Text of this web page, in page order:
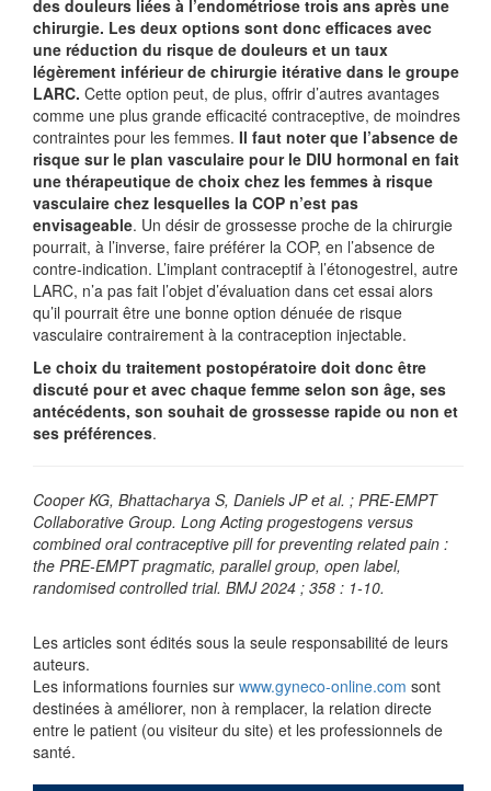
des douleurs liées à l’endométriose trois ans après une
chirurgie. Les deux options sont donc efficaces avec
une réduction du risque de douleurs et un taux
légèrement inférieur de chirurgie itérative dans le groupe
LARC. Cette option peut, de plus, offrir d’autres avantages
comme une plus grande efficacité contraceptive, de moindres
contraintes pour les femmes. Il faut noter que l’absence de
risque sur le plan vasculaire pour le DIU hormonal en fait
une thérapeutique de choix chez les femmes à risque
vasculaire chez lesquelles la COP n’est pas
envisageable. Un désir de grossesse proche de la chirurgie
pourrait, à l’inverse, faire préférer la COP, en l’absence de
contre-indication. L’implant contraceptif à l’étonogestrel, autre
LARC, n’a pas fait l’objet d’évaluation dans cet essai alors
qu’il pourrait être une bonne option dénuée de risque
vasculaire contrairement à la contraception injectable.
Le choix du traitement postopératoire doit donc être
discuté pour et avec chaque femme selon son âge, ses
antécédents, son souhait de grossesse rapide ou non et
ses préférences.
Cooper KG, Bhattacharya S, Daniels JP et al. ; PRE-EMPT
Collaborative Group. Long Acting progestogens versus
combined oral contraceptive pill for preventing related pain :
the PRE-EMPT pragmatic, parallel group, open label,
randomised controlled trial. BMJ 2024 ; 358 : 1-10.
Les articles sont édités sous la seule responsabilité de leurs
auteurs.
Les informations fournies sur www.gyneco-online.com sont
destinées à améliorer, non à remplacer, la relation directe
entre le patient (ou visiteur du site) et les professionnels de
santé.